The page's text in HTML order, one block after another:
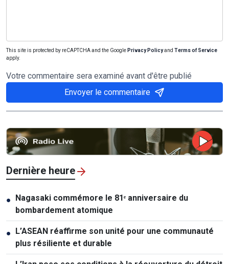
This site is protected by reCAPTCHA and the Google Privacy Policyand Terms of Service
apply.
Votre commentaire sera examiné avant d'être publié
Envoyer le commentaire
Dernière heure
● Nagasaki commémore le 81ᵉ anniversaire du
bombardement atomique
● L’ASEAN réaffirme son unité pour une communauté
plus résiliente et durable